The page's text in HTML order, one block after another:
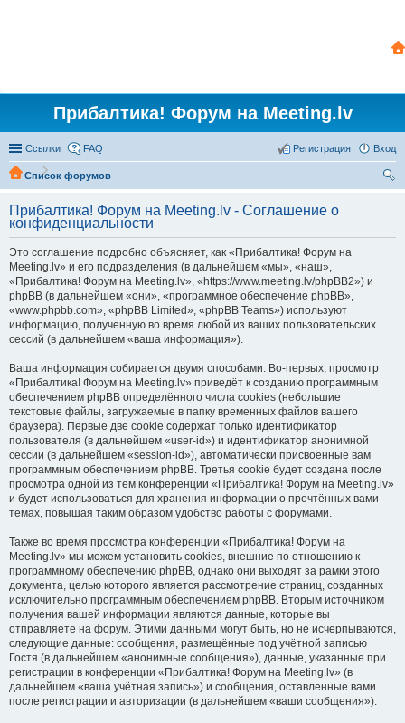
Прибалтика! Форум на Meeting.lv
Ссылки FAQ Вход
Регистрация
Список форумов
Прибалтика! Форум на Meeting.lv - Соглашение о
конфиденциальности
Это соглашение подробно объясняет, как «Прибалтика! Форум на
Meeting.lv» и его подразделения (в дальнейшем «мы», «наш»,
«Прибалтика! Форум на Meeting.lv», «https://www.meeting.lv/phpBB2») и
phpBB (в дальнейшем «они», «программное обеспечение phpBB»,
«www.phpbb.com», «phpBB Limited», «phpBB Teams») используют
информацию, полученную во время любой из ваших пользовательских
сессий (в дальнейшем «ваша информация»).
Ваша информация собирается двумя способами. Во-первых, просмотр
«Прибалтика! Форум на Meeting.lv» приведёт к созданию программным
обеспечением phpBB определённого числа cookies (небольшие
текстовые файлы, загружаемые в папку временных файлов вашего
браузера). Первые две cookie содержат только идентификатор
пользователя (в дальнейшем «user-id») и идентификатор анонимной
сессии (в дальнейшем «session-id»), автоматически присвоенные вам
программным обеспечением phpBB. Третья cookie будет создана после
просмотра одной из тем конференции «Прибалтика! Форум на Meeting.lv»
и будет использоваться для хранения информации о прочтённых вами
темах, повышая таким образом удобство работы с форумами.
Также во время просмотра конференции «Прибалтика! Форум на
Meeting.lv» мы можем установить cookies, внешние по отношению к
программному обеспечению phpBB, однако они выходят за рамки этого
документа, целью которого является рассмотрение страниц, созданных
исключительно программным обеспечением phpBB. Вторым источником
получения вашей информации являются данные, которые вы
отправляете на форум. Этими данными могут быть, но не исчерпываются,
следующие данные: сообщения, размещённые под учётной записью
Гостя (в дальнейшем «анонимные сообщения»), данные, указанные при
регистрации в конференции «Прибалтика! Форум на Meeting.lv» (в
дальнейшем «ваша учётная запись») и сообщения, оставленные вами
после регистрации и авторизации (в дальнейшем «ваши сообщения»).